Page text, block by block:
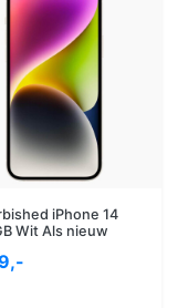
iPhone 14
Wit Als nieuw